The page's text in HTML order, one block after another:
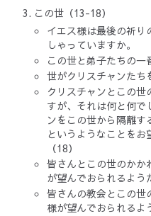
この世（13-18）
イエス様は最後の祈り
しゃっていますか。
この世と弟子たちの一
世がクリスチャンたち
クリスチャンとこの世
すが、それは何と何で
ンをこの世から隔離す
というようなことをお
（18）
皆さんとこの世のかか
が望んでおられるよう
皆さんの教会とこの世
様が望んでおられるよ